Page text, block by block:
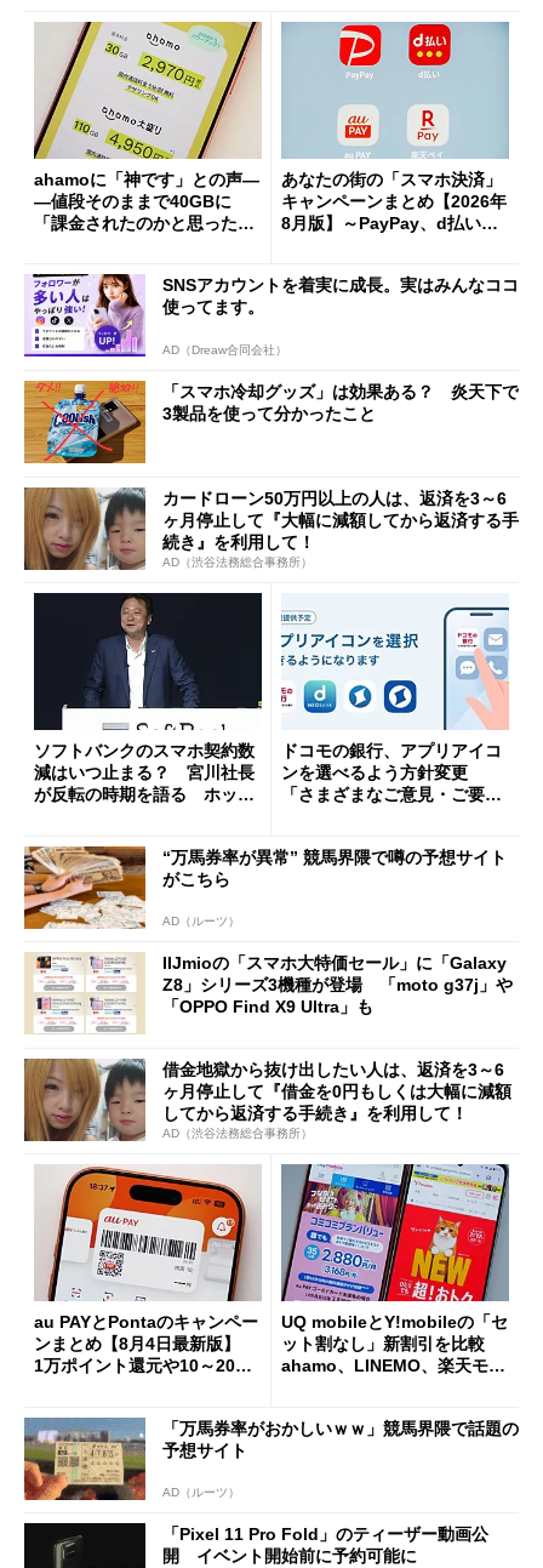
ahamoに「神です」との声―
―値段そのままで40GBに
「課金されたのかと思った」
あなたの街の「スマホ決済」
キャンペーンまとめ【2026年
8月版】～PayPay、d払い、a
SNSアカウントを着実に成長。実はみんなココ
使ってます。
AD（Dreaw合同会社）
「スマホ冷却グッズ」は効果ある？ 炎天下で
3製品を使って分かったこと
カードローン50万円以上の人は、返済を3～6
ヶ月停止して『大幅に減額してから返済する手
続き』を利用して！
AD（渋谷法務総合事務所）
ソフトバンクのスマホ契約数
減はいつ止まる？ 宮川社長
が反転の時期を語る ホッピ
ドコモの銀行、アプリアイコ
ンを選べるよう方針変更
「さまざまなご意見・ご要望
“万馬券率が異常” 競馬界隈で噂の予想サイト
がこちら
AD（ルーツ）
IIJmioの「スマホ大特価セール」に「Galaxy
Z8」シリーズ3機種が登場 「moto g37j」や
「OPPO Find X9 Ultra」も
借金地獄から抜け出したい人は、返済を3～6
ヶ月停止して『借金を0円もしくは大幅に減額
してから返済する手続き』を利用して！
AD（渋谷法務総合事務所）
au PAYとPontaのキャンペー
ンまとめ【8月4日最新版】
1万ポイント還元や10～20％
UQ mobileとY!mobileの「セ
ット割なし」新割引を比較
ahamo、LINEMO、楽天モバ
「万馬券率がおかしいｗｗ」競馬界隈で話題の
予想サイト
AD（ルーツ）
「Pixel 11 Pro Fold」のティーザー動画公
開 イベント開始前に予約可能に